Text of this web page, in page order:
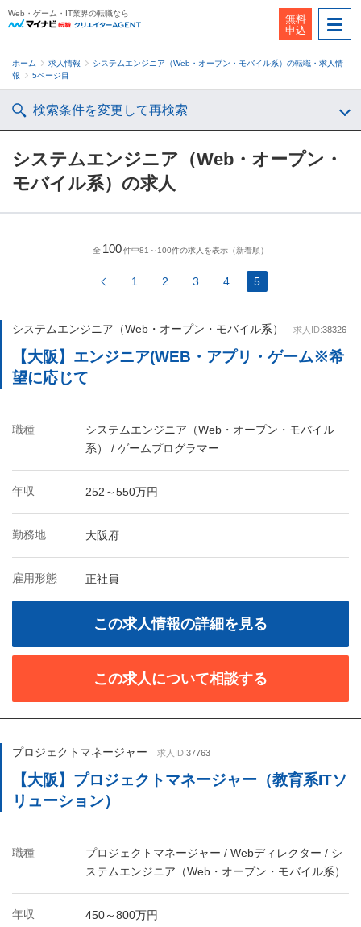
Web・ゲーム・IT業界の転職なら
無料
申込
ホーム 求人情報
システムエンジニア（Web・オープン・モバイル系）の転職・求人情
報
5ページ目
検索条件を変更して再検索
システムエンジニア（Web・オープン・
モバイル系）の求人
全 100件中81～100件の求人を表示（新着順）
1 2 3 4 5
システムエンジニア（Web・オープン・モバイル系） 求人ID:38326
【大阪】エンジニア(WEB・アプリ・ゲーム※希
望に応じて
職種
システムエンジニア（Web・オープン・モバイル
系） / ゲームプログラマー
年収 252～550万円
勤務地 大阪府
雇用形態 正社員
この求人情報の詳細を見る
この求人について相談する
プロジェクトマネージャー 求人ID:37763
【大阪】プロジェクトマネージャー（教育系ITソ
リューション）
職種
プロジェクトマネージャー / Webディレクター / シ
ステムエンジニア（Web・オープン・モバイル系）
年収 450～800万円